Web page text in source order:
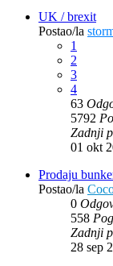
UK / brexit
Postao/la
1
2
3
4
63
5792
Zadnji
01 okt
Prodaju
Postao/la
0
558
Zadnji
28 sep